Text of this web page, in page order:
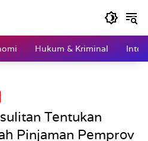
Hukum & Kriminal
Tentukan
Pinjaman Pemprov